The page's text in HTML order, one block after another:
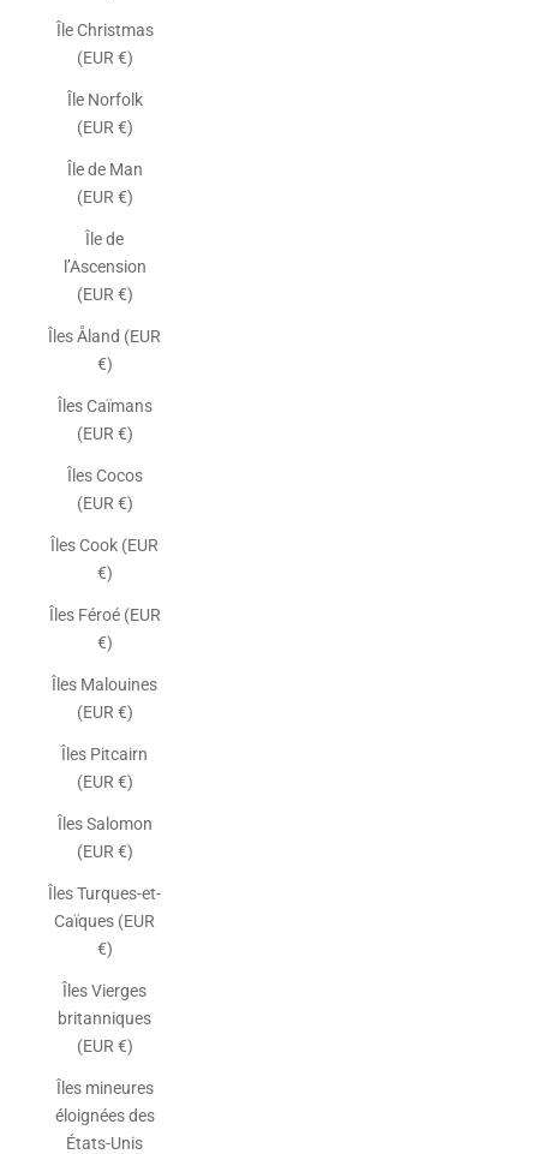
Île Christmas
(EUR €)
Île Norfolk
(EUR €)
Île de Man
(EUR €)
Île de
l’Ascension
(EUR €)
Îles Åland (EUR
€)
Îles Caïmans
(EUR €)
Îles Cocos
(EUR €)
Îles Cook (EUR
€)
Îles Féroé (EUR
€)
Îles Malouines
(EUR €)
Îles Pitcairn
(EUR €)
Îles Salomon
(EUR €)
Îles Turques-et-
Caïques (EUR
€)
Îles Vierges
britanniques
(EUR €)
Îles mineures
éloignées des
États-Unis